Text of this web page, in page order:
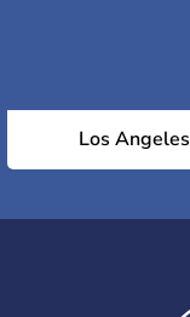
Los Angeles